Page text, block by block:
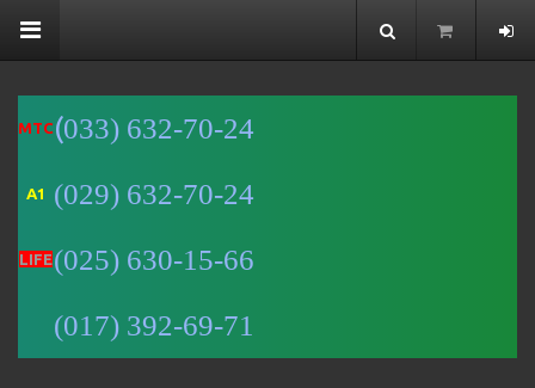
MTC (033) 632-70-24
A1 (029) 632-70-24
LIFE(025) 630-15-66
(017) 392-69-71